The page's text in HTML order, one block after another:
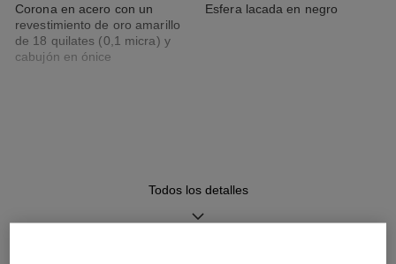
Corona en acero con un
revestimiento de oro amarillo
de 18 quilates (0,1 micra) y
cabujón en ónice
Esfera lacada en negro
micra) trenzado con una cintaTodos los detalles